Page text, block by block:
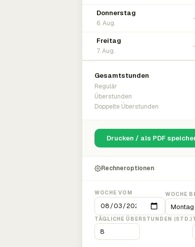
Donnerstag
6. Aug.
Freitag
7. Aug.
Gesamtstunden
Regulär
Überstunden
Doppelte Überstunden
Drucken / als PDF
Rechneroptionen
WOCHE VOM WOCHE
TÄGLICHE ÜBERSTUNDEN (STD.)